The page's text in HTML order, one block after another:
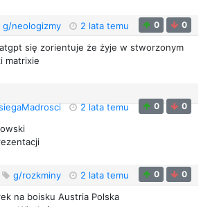
g/neologizmy 2 lata temu 0 0
się zorientuje że żyje w stworzonym
matrixie
2 lata temu 0 0
g/rozkminy 2 lata temu 0 0
na boisku Austria Polska